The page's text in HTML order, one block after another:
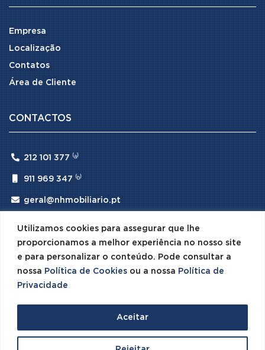
Utilizamos cookies para assegurar que lhe
proporcionamos a melhor experiência no nosso site
e para personalizar o conteúdo. Pode consultar a
nossa Política de Cookies ou a nossa Política de
Privacidade
Aceitar
Empresa
Localização
Contatos
Área de Cliente
CONTACTOS
 212 101 377 ⁽ᵃ⁾
911 969 347 ⁽ᵇ⁾
 geral@nhmobiliario.pt
© 2026 NH Mobiliário · Todos os Direitos Reservados ·
Desenvolvido porSPOT Digital